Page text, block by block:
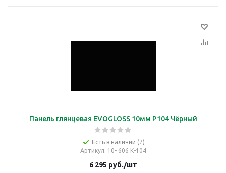
Панель глянцевая EVOGLOSS 10мм P104 Чёрный
Есть в наличии (7)
Артикул: 10- 606 К-104
6 295 руб./шт